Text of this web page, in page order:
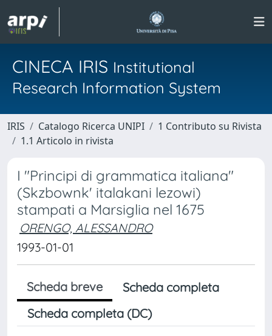
CINECA IRIS Institutional
Research Information System
IRIS Catalogo Ricerca UNIPI
1 Contributo su Rivista
1.1 Articolo in rivista
I "Principi di grammatica italiana"
(Skzbownk' italakani lezowi)
stampati a Marsiglia nel 1675
ORENGO, ALESSANDRO
1993-01-01
Scheda breve
Scheda completa
Scheda completa (DC)